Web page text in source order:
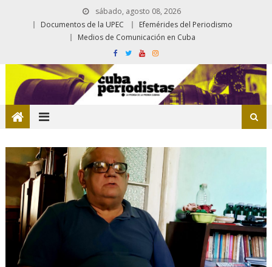
sábado, agosto 08, 2026
Documentos de la UPEC
Efemérides del Periodismo
Medios de Comunicación en Cuba